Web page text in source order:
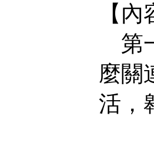
【
第
麼關
活，